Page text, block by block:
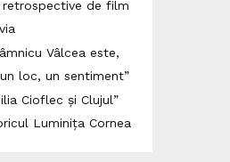
retrospective de film
Vâlcea este,
loc, un sentiment”
Cioflec și Clujul”
Luminița Cornea